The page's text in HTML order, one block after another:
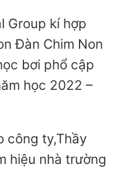
Group kí hợp
Đàn Chim Non
bơi phổ cập
học 2022 –
công ty,Thầy
hiệu nhà trường